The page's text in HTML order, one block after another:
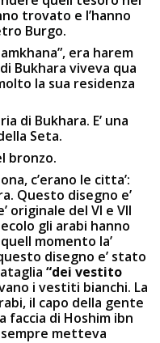
trovato e l’hanno
Burgo.
era harem
Bukhara viveva qua
la sua residenza
di Bukhara. E’ una
Seta.
bronzo.
c’erano le citta’:
Questo disegno e’
originale del VI e VII
gli arabi hanno
momento la’
disegno e’ stato
“dei vestito
i vestiti bianchi. La
il capo della gente
faccia di Hoshim ibn
metteva